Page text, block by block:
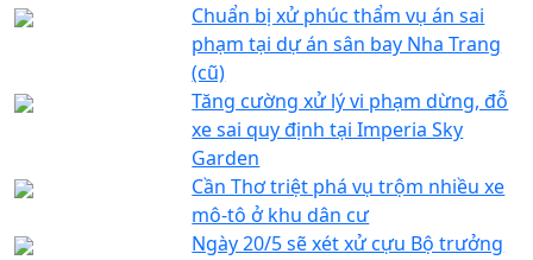
Chuẩn bị xử phúc thẩm vụ án sai
phạm tại dự án sân bay Nha Trang
(cũ)
Tăng cường xử lý vi phạm dừng, đỗ
xe sai quy định tại Imperia Sky
Garden
Cần Thơ triệt phá vụ trộm nhiều xe
mô-tô ở khu dân cư
Ngày 20/5 sẽ xét xử cựu Bộ trưởng